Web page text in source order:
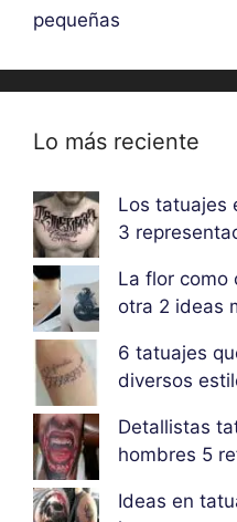
pequeñas
Lo más reciente
Los tatuajes
3
La flor como
otra 2 ideas
6 tatuajes
diversos
Detallistas
hombres 5
Ideas en